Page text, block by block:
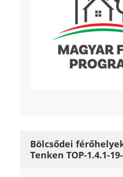
Bölcsődei
Tenken TOP-1.4.1-